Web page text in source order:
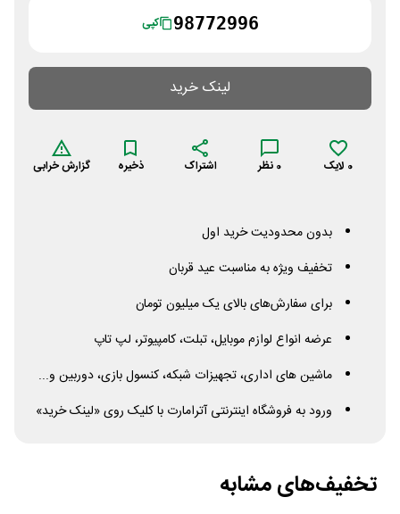
98772996 کپی
لینک خرید
0 لایک 0 نظر اشتراک ذخیره گزارش خرابی
بدون محدودیت خرید اول
تخفیف ویژه به مناسبت عید قربان
برای سفارش‌های بالای یک میلیون تومان
عرضه انواع لوازم موبایل، تبلت، کامپیوتر، لپ تاپ
ماشین های اداری، تجهیزات شبکه، کنسول بازی، دوربین و...
ورود به فروشگاه اینترنتی آترامارت با کلیک روی «لینک خرید»
تخفیف‌های مشابه